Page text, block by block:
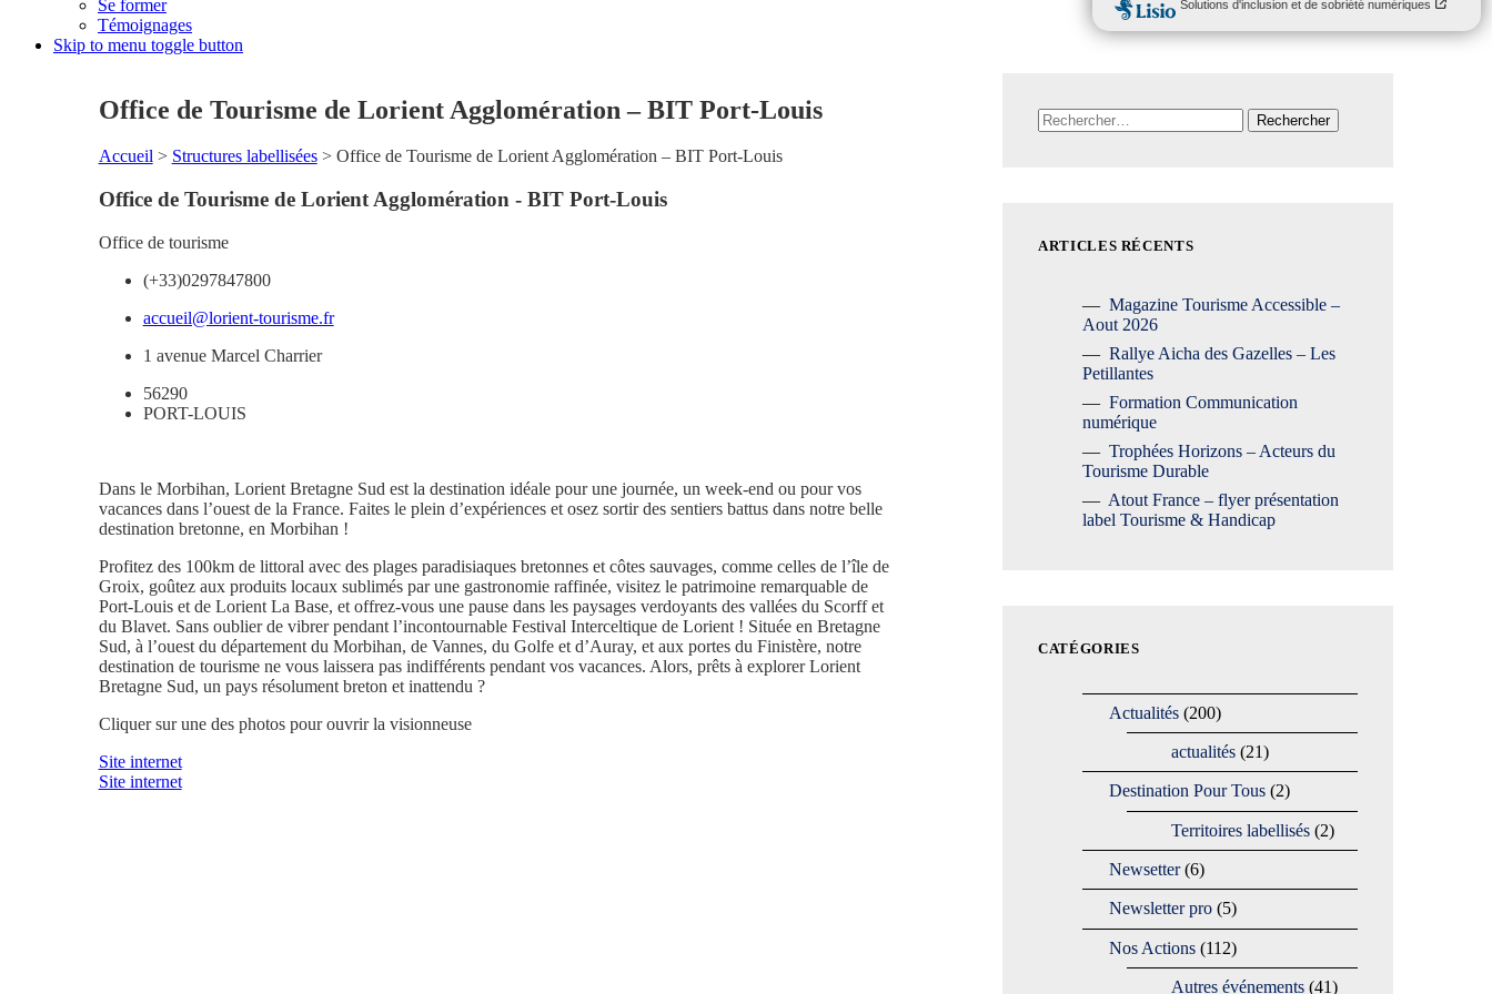
Se former
Témoignages
Skip to menu toggle button
Office de Tourisme de Lorient Agglomération – BIT Port-Louis
Accueil> Structures labellisées> Office de Tourisme de Lorient Agglomération – BIT Port-Louis
Office de Tourisme de Lorient Agglomération - BIT Port-Louis
Office de tourisme
(+33)0297847800
accueil@lorient-tourisme.fr
1 avenue Marcel Charrier
56290
PORT-LOUIS
Dans le Morbihan, Lorient Bretagne Sud est la destination idéale pour une journée, un week-end ou pour vos
vacances dans l’ouest de la France. Faites le plein d’expériences et osez sortir des sentiers battus dans notre belle
destination bretonne, en Morbihan !
Profitez des 100km de littoral avec des plages paradisiaques bretonnes et côtes sauvages, comme celles de l’île de
Groix, goûtez aux produits locaux sublimés par une gastronomie raffinée, visitez le patrimoine remarquable de
Port-Louis et de Lorient La Base, et offrez-vous une pause dans les paysages verdoyants des vallées du Scorff et
du Blavet. Sans oublier de vibrer pendant l’incontournable Festival Interceltique de Lorient ! Située en Bretagne
Sud, à l’ouest du département du Morbihan, de Vannes, du Golfe et d’Auray, et aux portes du Finistère, notre
destination de tourisme ne vous laissera pas indifférents pendant vos vacances. Alors, prêts à explorer Lorient
Bretagne Sud, un pays résolument breton et inattendu ?
Cliquer sur une des photos pour ouvrir la visionneuse
Site internet
Site internet
Rechercher :
ARTICLES RÉCENTS
Magazine Tourisme Accessible –
Aout 2026
Rallye Aicha des Gazelles – Les
Petillantes
Formation Communication
numérique
Trophées Horizons – Acteurs du
Tourisme Durable
Atout France – flyer présentation
label Tourisme & Handicap
CATÉGORIES
Actualités (200)
actualités (21)
Destination Pour Tous (2)
Territoires labellisés (2)
Newsetter(6)
Newsletter pro (5)
Nos Actions (112)
Autres événements (41)